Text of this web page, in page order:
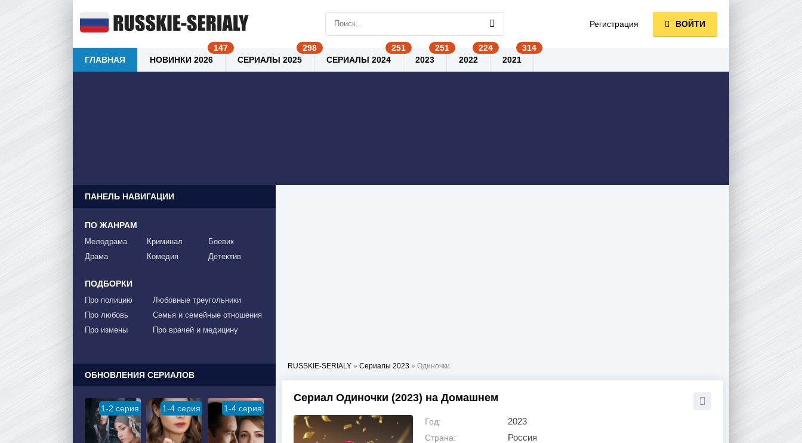
RUSSKIE-SERIALY » Сериалы 2023 » Одиночки
Сериал Одиночки (2023) на Домашнем
Год: 2023
Страна: Россия
ПАНЕЛЬ НАВИГАЦИИ
ПО ЖАНРАМ
Мелодрама
Драма
Криминал
Комедия
Боевик
Детектив
ПОДБОРКИ
Про полицию
Про любовь
Про измены
Любовные треугольники
Семья и семейные отношения
Про врачей и медицину
ОБНОВЛЕНИЯ СЕРИАЛОВ
1-2 серия 1-4 серия 1-4 серия
Регистрация ВОЙТИ
ГЛАВНАЯ НОВИНКИ 2026 СЕРИАЛЫ 2025 СЕРИАЛЫ 2024 2023 2022 2021